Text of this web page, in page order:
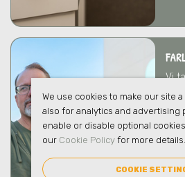
Vi
och
We use cookies to make our site
also for analytics and advertising
enable or disable optional
our Cookie Policyfor more details.
COOKIE